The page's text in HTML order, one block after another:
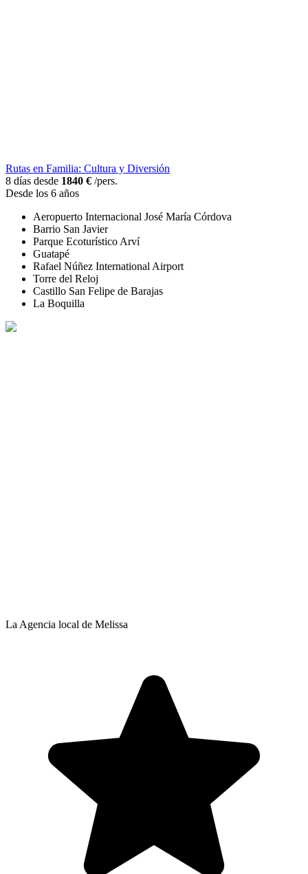
Rutas en Familia: Cultura y Diversión
8 días desde 1840 € /pers.
Desde los 6 años
Aeropuerto Internacional José María Córdova
Barrio San Javier
Parque Ecoturístico Arví
Guatapé
Rafael Núñez International Airport
Torre del Reloj
Castillo San Felipe de Barajas
La Boquilla
La Agencia local de Melissa